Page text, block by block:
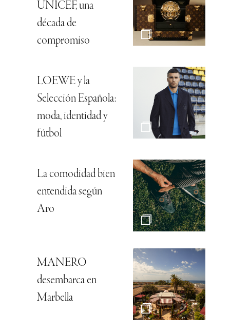
UNICEF, una
década de
compromiso
LOEWE y la
Selección Española:
moda, identidad y
fútbol
La comodidad bien
entendida según
Aro
MANERO
desembarca en
Marbella